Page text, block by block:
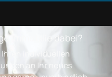
Immobilie dabei?
individuellen
an Ihr neues